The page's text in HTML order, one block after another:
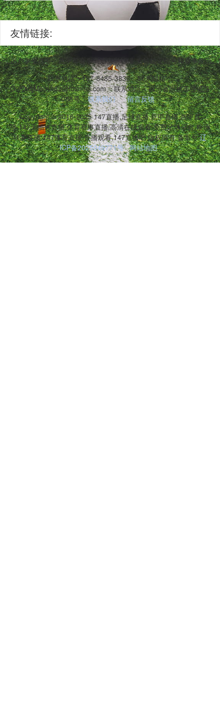
友情链接:
,用户享受意甲、西甲等赛事高清实时转播,支持稳定信号和赛事资讯
联系电话：187-8485-3836
联系邮箱：
O0KXdjMeoUt82@foxmail.com
联系地址：四川省恩施市强盛路
088号
联系我们
留言反馈
Copyright © 2016-2025 147直播,足球直播,意甲直播,西甲直
播,147无插件直播,体育赛事直播,高清在线观看,免费足球平台,欧洲
联赛直播,147体育直播,直播观看,147直播吧 版权所有 备案号:辽
ICP备2025049771号 网站地图